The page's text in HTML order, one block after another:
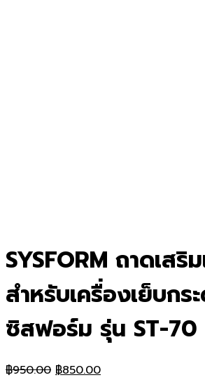
SYSFORM ถาดเสริ
สำหรับเครื่องเย็บกร
ซิสฟอร์ม รุ่น ST-70
฿950.00 Original
฿850.00Current